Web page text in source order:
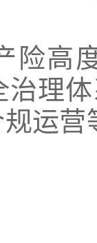
险高
理
运